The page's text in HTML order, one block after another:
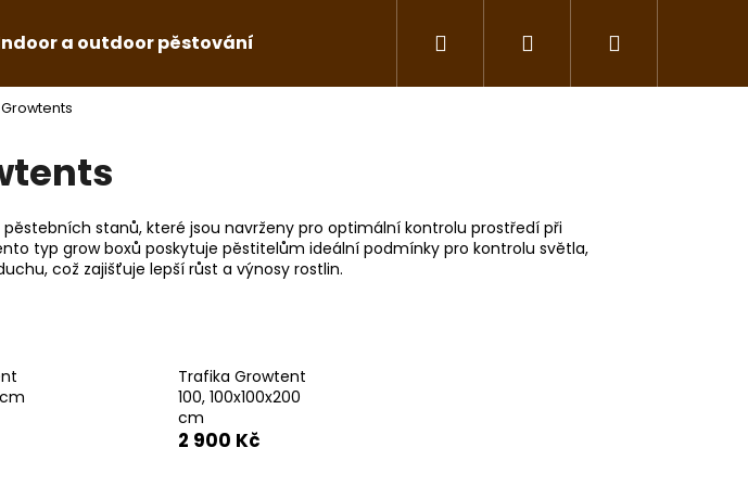
a outdoor pěstování Květináče a závlaha Nářadí a pomůcky
Hledat PřihlášeníNákupní
pěstebních stanů, které jsou navrženy pro optimální kontrolu prostředí při
typ grow boxů poskytuje pěstitelům ideální podmínky pro kontrolu světla,
což zajišťuje lepší růst a výnosy rostlin.
Trafika Growtent
100, 100x100x200
cm
2 900 Kč